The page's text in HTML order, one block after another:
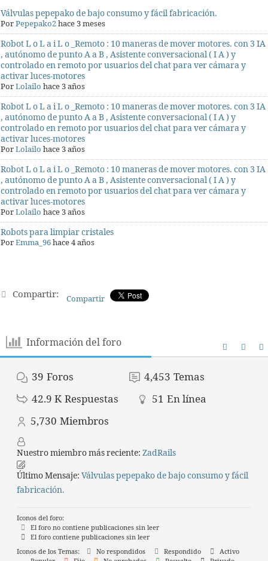
Válvulas pepepako de bajo consumo y fácil fabricación.
PorPepepako2hace 3 meses
Robot L o L a i L o _Remoto : 10 maneras de mover motores. con 3 IA
, autónomo de punto A a B , Asistente conversacional ( I A ) y
controlado en remoto por usuarios del chat para ver cámara y
activar luces-motores
PorLolailo hace 3 años
Robot L o L a i L o _Remoto : 10 maneras de mover motores. con 3 IA
, autónomo de punto A a B , Asistente conversacional ( I A ) y
controlado en remoto por usuarios del chat para ver cámara y
activar luces-motores
PorLolailo hace 3 años
Robot L o L a i L o _Remoto : 10 maneras de mover motores. con 3 IA
, autónomo de punto A a B , Asistente conversacional ( I A ) y
controlado en remoto por usuarios del chat para ver cámara y
activar luces-motores
PorLolailo hace 3 años
Robots para limpiar cristales
PorEmma_96hace 4 años
Compartir: Compartir
Información del foro
39 Foros 4,453 Temas
42.9 K Respuestas 51 En línea
5,730 Miembros
Nuestro miembro más reciente: ZadRails
Último Mensaje: Válvulas pepepako de bajo consumo y fácil
fabricación.
Iconos del foro:
El foro no contiene publicaciones sin leer
El foro contiene publicaciones sin leer
Iconos de los Temas:
No respondidos Respondido
Activo